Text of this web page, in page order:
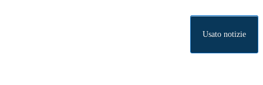
Usato notizie